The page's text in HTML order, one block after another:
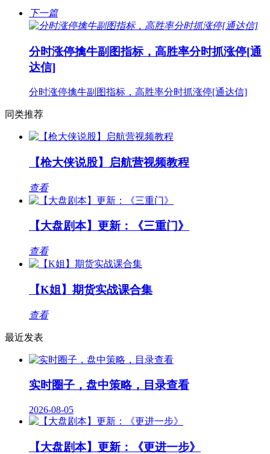
下一篇
分时涨停擒牛副图指标，高胜率分时抓涨停[通
达信]
分时涨停擒牛副图指标，高胜率分时抓涨停[通达信]
同类推荐
【枪大侠说股】启航营视频教程
查看
【大盘剧本】更新：《三重门》
查看
【K姐】期货实战课合集
查看
最近发表
实时圈子，盘中策略，目录查看
2026-08-05
【大盘剧本】更新：《更进一步》